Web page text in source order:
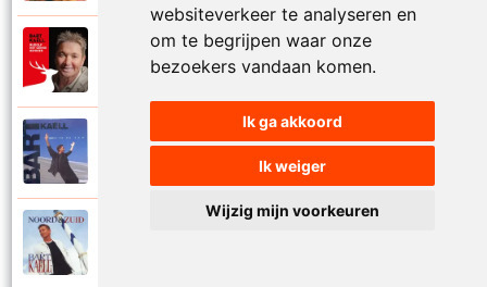
websiteverkeer te analyseren en
om te begrijpen waar onze
bezoekers vandaan komen.
Ik ga akkoord
Ik weiger
Wijzig mijn voorkeuren
Bart Kaell
Rudolf het gekke rendier
Bart Kaell